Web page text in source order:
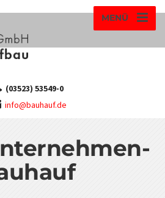
MENÜ
(03523) 53549-0
info@bauhauf.de